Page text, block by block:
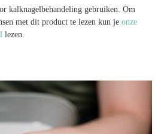
kalknagelbehandeling gebruiken. Om
met dit product te lezen kun je onze
lezen.